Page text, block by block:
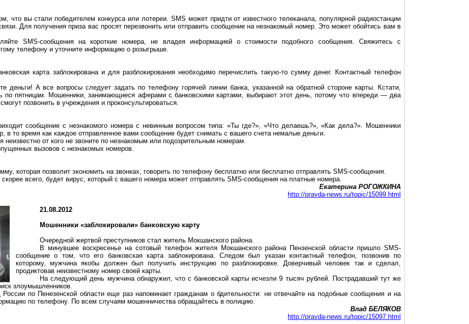
что вы стали победителем конкурса или лотереи. SMS может придти от известного телеканала, популярной радиостанции
Для получения приза вас просят перезвонить или отправить сообщение на незнакомый номер. Это может обойтись вам в
SMS-сообщения на короткие номера, не владея информацией о стоимости подобного сообщения. Свяжитесь с
телефону и уточните информацию о розыгрыше.
карта заблокирована и для разблокирования необходимо перечислить такую-то сумму денег. Контактный телефон
деньги! А все вопросы следует задать по телефону горячей линии банка, указанной на обратной стороне карты. Кстати,
по пятницам. Мошенники, занимающиеся аферами с банковскими картами, выбирают этот день, потому что впереди — два
позвонить в учреждения и проконсультироваться.
сообщение с незнакомого номера с невинным вопросом типа: «Ты где?», «Что делаешь?», «Как дела?». Мошенники
в то время как каждое отправленное вами сообщение будет снимать с вашего счета немалые деньги.
неизвестно от кого не звоните по незнакомым или подозрительным номерам.
вызовов с незнакомых номеров.
которая позволит экономить на звонках, говорить по телефону бесплатно или бесплатно отправлять SMS-сообщения.
всего, будет вирус, который с вашего номера может отправлять SMS-сообщения на платные номера.
Екатерина РОГОЖКИНА
http://pravda-news.ru/topic/15099.html
21.08.2012
Мошенники «заблокировали» банковскую карту
Очередной жертвой преступников стал житель Мокшанского района.
В минувшее воскресенье на сотовый телефон жителя Мокшанского района Пензенской области пришло SMS-
сообщение о том, что его банковская карта заблокирована. Следом был указан контактный телефон, позвонив по
которому, мужчина якобы должен был получить инструкцию по разблокировке. Доверчивый человек так и сделал,
продиктовав неизвестному номер своей карты.
На следующий день мужчина обнаружил, что с банковской карты исчезли 9 тысяч рублей. Пострадавший тут же
злоумышленников.
по Пенезенской области еще раз напоминает гражданам о бдительности: не отвечайте на подобные сообщения и на
по телефону. По всем случаям мошенничества обращайтесь в полицию.
Влад БЕЛЯКОВ
http://pravda-news.ru/topic/15097.html